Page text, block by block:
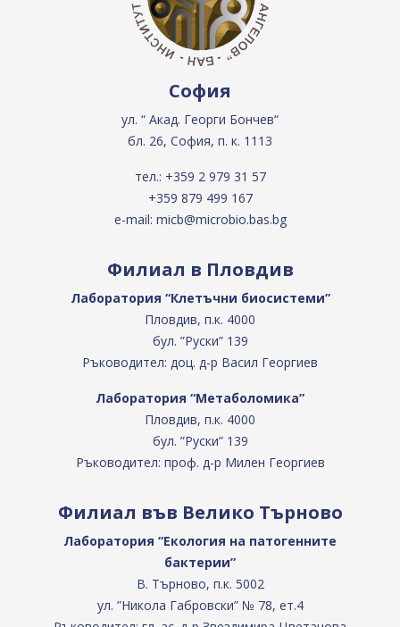
София
ул. “ Акад. Георги Бончев“
бл. 26, София, п. к. 1113
тел.: +359 2 979 31 57
+359 879 499 167
e-mail: micb@microbio.bas.bg
Филиал в Пловдив
Лаборатория “Клетъчни биосистеми”
Пловдив, п.к. 4000
бул. ”Руски” 139
Ръководител: доц. д-р Васил Георгиев
Лаборатория “Метаболомика”
Пловдив, п.к. 4000
бул. ”Руски” 139
Ръководител: проф. д-р Милен Георгиев
Филиал във Велико Търново
Лаборатория “Екология на патогенните
бактерии”
В. Търново, п.к. 5002
ул. ”Никола Габровски” № 78, ет.4